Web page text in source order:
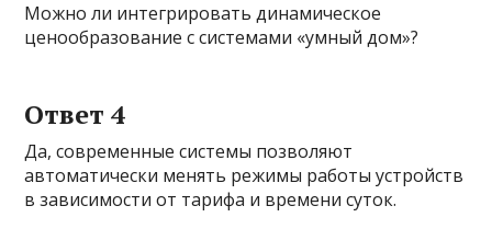
Можно ли интегрировать динамическое
ценообразование с системами «умный дом»?
Ответ 4
Да, современные системы позволяют
автоматически менять режимы работы устройств
в зависимости от тарифа и времени суток.